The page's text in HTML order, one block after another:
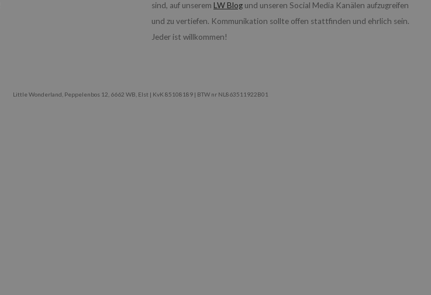
sind, auf unserem LW Blog und unseren Social Media Kanälen aufzugreifen
und zu vertiefen. Kommunikation sollte offen stattfinden und ehrlich sein.
Jeder ist willkommen!
Little Wonderland, Peppelenbos 12, 6662 WB, Elst | KvK 85108189 | BTW nr NL863511922B01